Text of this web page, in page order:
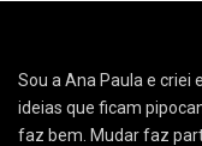
Sou a Ana Paula e criei
ideias que ficam
faz bem. Mudar faz